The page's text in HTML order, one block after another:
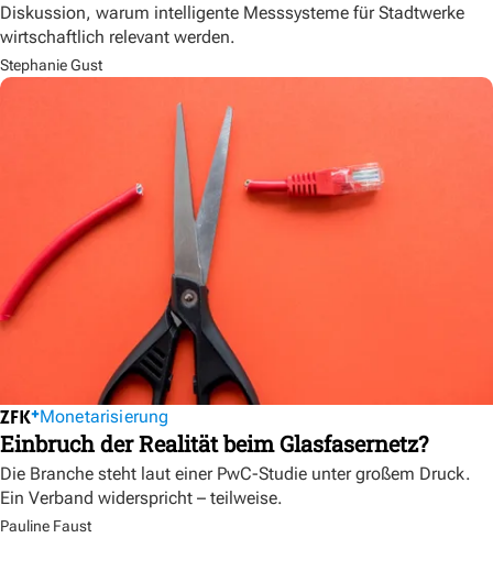
Diskussion, warum intelligente Messsysteme für Stadtwerke
wirtschaftlich relevant werden.
Stephanie Gust
Monetarisierung
Einbruch der Realität beim Glasfasernetz?
Die Branche steht laut einer PwC-Studie unter großem Druck.
Ein Verband widerspricht – teilweise.
Pauline Faust